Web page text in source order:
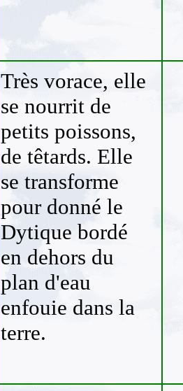
Très vorace, elle
se nourrit de
petits poissons,
de têtards. Elle
se transforme
pour donné le
Dytique bordé
en dehors du
plan d'eau
enfouie dans la
terre.